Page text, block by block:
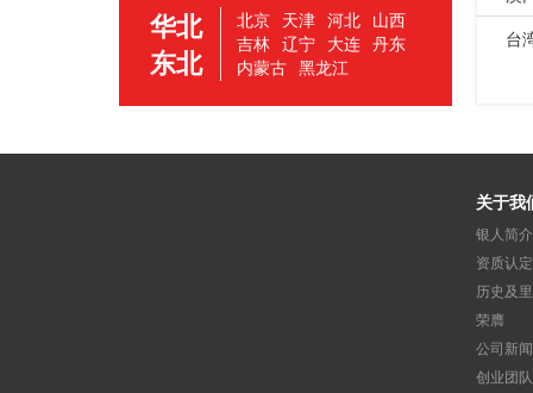
华北
东北
北京 天津 河北 山西
吉林 辽宁 大连 丹东
内蒙古 黑龙江
台
关于我
银人简介
资质认定
历史及
荣膺
公司新
创业团队